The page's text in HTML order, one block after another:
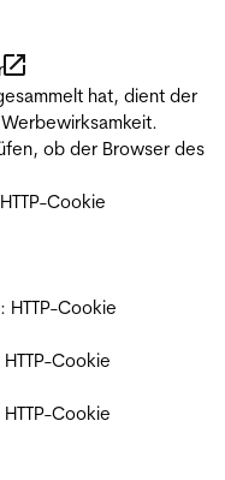
hat, dient der
ob der Browser des
Cookie
: HTTP-Cookie
HTTP-Cookie
HTTP-Cookie